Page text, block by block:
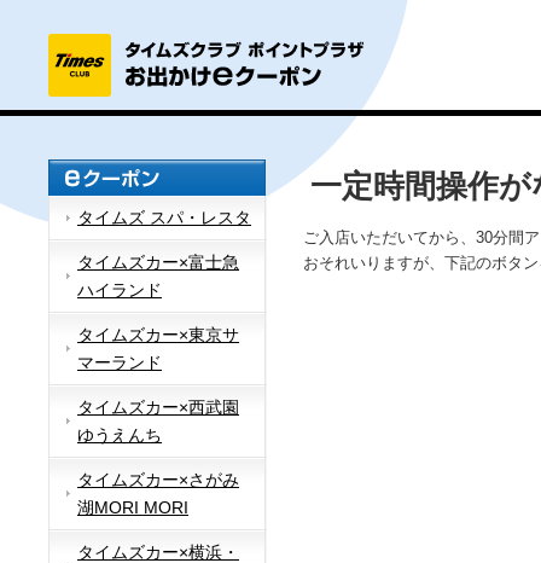
タイムズ スパ・レスタ
タイムズカー×富士急
ハイランド
タイムズカー×東京サ
マーランド
タイムズカー×西武園
ゆうえんち
タイムズカー×さがみ
湖MORI MORI
タイムズカー×横浜・
一定時間操作
ご入店いただいてから、30分間
おそれいりますが、下記のボタ